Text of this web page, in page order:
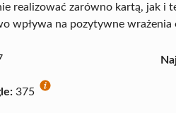
realizować zarówno kartą, jak i
wpływa na pozytywne wrażenia
375